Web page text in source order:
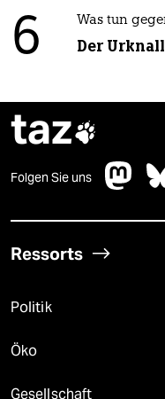
6 Was tun
Der Urknall
taz
Folgen Sie uns
Ressorts
Politik
Öko
Gesellschaft